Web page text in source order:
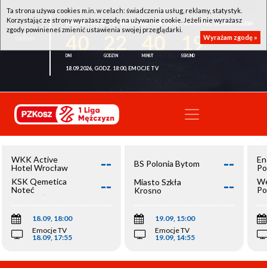
WKK ACTIVE HOTEL WROCŁAW - KSK QEMETICA NOTEĆ INOWROCŁAW
19
18.09.2026, GODZ. 18:00, EMOCJE TV
WKK Active
Hotel Wrocław
--
KSK Qemetica
Noteć
Inowrocław
--
18.09, 18:00
Emocje TV
18.09, 17:55
BS Polonia Bytom --
Miasto Szkła
Krosno
--
19.09, 15:00
Emocje TV
19.09, 14:55
Ta strona używa cookies m.in. w celach: świadczenia usług, reklamy, statystyk.
Korzystając ze strony wyrażasz zgodę na używanie cookie. Jeżeli nie wyrażasz
zgody powinieneś zmienić ustawienia swojej przeglądarki.
Wyrażam zgodę »